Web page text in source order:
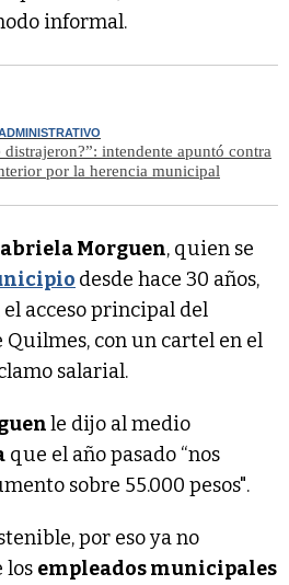
informal.
distrajeron?”: intendente apuntó contra
por la herencia municipal
Morguen, quien se
desde hace 30 años,
acceso principal del
con un cartel en el
salarial.
le dijo al medio
que el año pasado “nos
sobre 55.000 pesos".
por eso ya no
los empleados municipales